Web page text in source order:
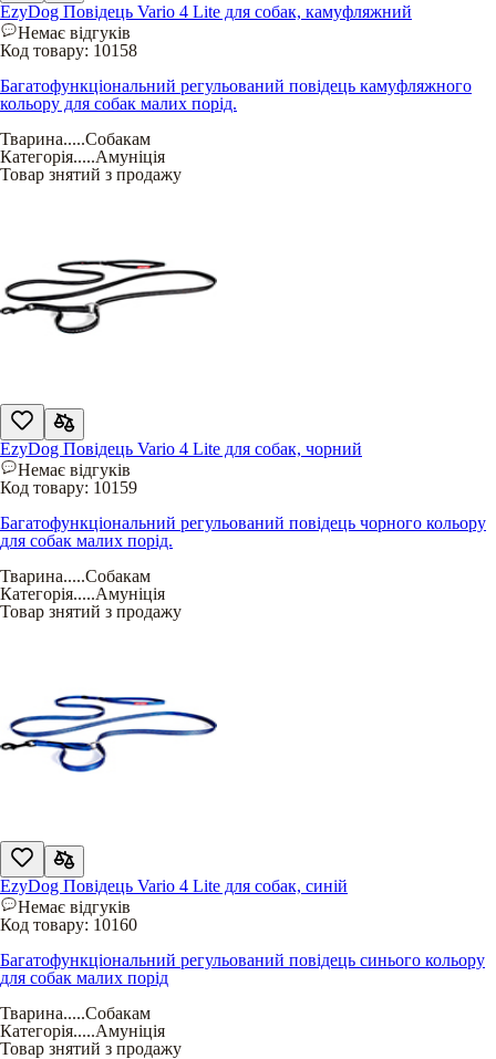
EzyDog Повідець Vario 4 Lite для собак, камуфляжний
Немає відгуків
Код товару: 10158
Багатофункціональний регульований повідець камуфляжного
кольору для собак малих порід.
Тварина.....Собакам
Категорія.....Амуніція
Товар знятий з продажу
EzyDog Повідець Vario 4 Lite для собак, чорний
Немає відгуків
Код товару: 10159
Багатофункціональний регульований повідець чорного кольору
для собак малих порід.
Тварина.....Собакам
Категорія.....Амуніція
Товар знятий з продажу
EzyDog Повідець Vario 4 Lite для собак, синій
Немає відгуків
Код товару: 10160
Багатофункціональний регульований повідець синього кольору
для собак малих порід
Тварина.....Собакам
Категорія.....Амуніція
Товар знятий з продажу